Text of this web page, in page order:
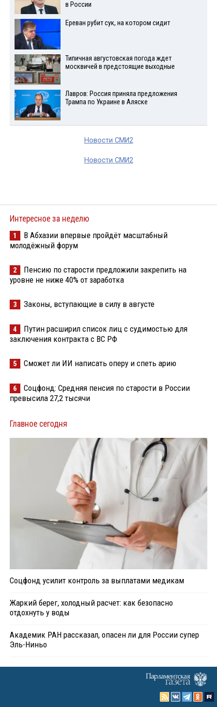
в России
Ереван рубит сук, на котором сидит
Типичная августовская погода ждет
москвичей в предстоящие выходные
Лавров: Россия приняла предложения
Трампа по Украине в Аляске
Новости СМИ2
Новости СМИ2
Интересное за неделю
1
В Абхазии впервые пройдёт масштабный
молодёжный форум
2
Пенсию по старости предложили закрепить на
уровне не ниже 40% от заработка
3 Законы, вступающие в силу в августе
4
Путин расширил список лиц с судимостью для
заключения контракта с ВС РФ
5 Сможет ли ИИ написать оперу и спеть арию
6
Соцфонд: Средняя пенсия по старости в России
превысила 27,2 тысячи
Главное сегодня
Соцфонд усилит контроль за выплатами медикам
Жаркий берег, холодный расчет: как безопасно
отдохнуть у воды
Академик РАН рассказал, опасен ли для России супер
Эль-Ниньо